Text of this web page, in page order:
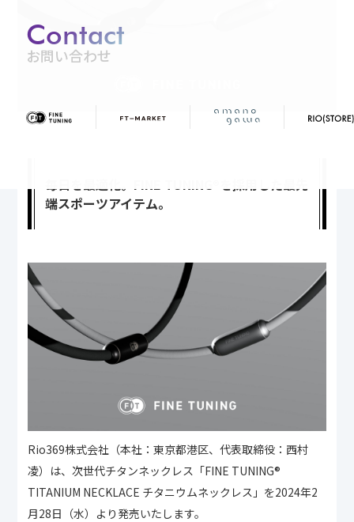
Contact
お問い合わせ
端スポーツアイテム。
Rio369株式会社（本社：東京都港区、代表取締役：西村
凌）は、次世代チタンネックレス「FINE TUNING®︎
TITANIUM NECKLACE チタニウムネックレス」を2024年2
月28日（水）より発売いたします。